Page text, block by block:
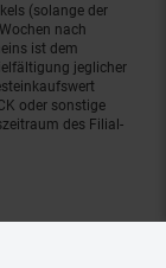
(solange der
nach
ist dem
jeglicher
oder sonstige
des Filial-